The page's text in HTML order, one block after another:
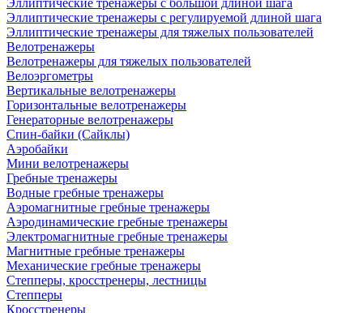
Эллиптические тренажеры с большой длиной шага
Эллиптические тренажеры с регулируемой длиной шага
Эллиптические тренажеры для тяжелых пользователей
Велотренажеры
Велотренажеры для тяжелых пользователей
Велоэргометры
Вертикальные велотренажеры
Горизонтальные велотренажеры
Генераторные велотренажеры
Спин-байки (Сайклы)
Аэробайки
Мини велотренажеры
Гребные тренажеры
Водные гребные тренажеры
Аэромагнитные гребные тренажеры
Аэродинамические гребные тренажеры
Электромагнитные гребные тренажеры
Магнитные гребные тренажеры
Механические гребные тренажеры
Степперы, кросстренеры, лестницы
Степперы
Кросстренеры